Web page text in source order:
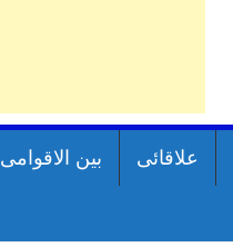
علاقائی بین الاقوامی